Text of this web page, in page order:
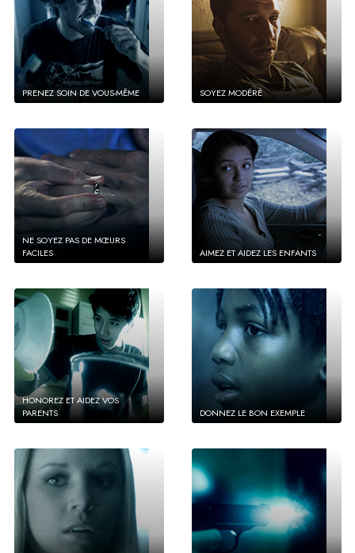
PRENEZ SOIN DE VOUS-MÊME SOYEZ MODÉRÉ
NE SOYEZ PAS DE MŒURS
FACILES
AIMEZ ET AIDEZ LES ENFANTS
HONOREZ ET AIDEZ VOS
PARENTS
DONNEZ LE BON EXEMPLE